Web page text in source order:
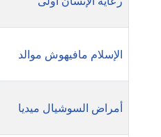
عاملة
عاملة
عاملة
الإسلام مافيهوش موالد
أمراض السوشيال ميديا